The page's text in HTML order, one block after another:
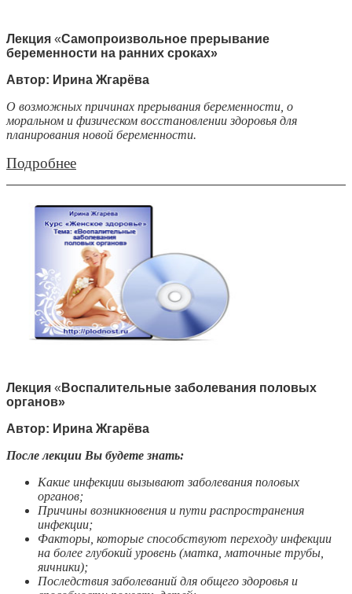
Лекция «Самопроизвольное прерывание
беременности на ранних сроках»
Автор: Ирина Жгарёва
О возможных причинах прерывания беременности, о
моральном и физическом восстановлении здоровья для
планирования новой беременности.
Подробнее
Лекция « Воспалительные заболевания половых
органов»
Автор: Ирина Жгарёва
После лекции Вы будете знать:
Какие инфекции вызывают заболевания половых
органов;
Причины возникновения и пути распространения
инфекции;
Факторы, которые способствуют переходу инфекции
на более глубокий уровень (матка, маточные трубы,
яичники);
Последствия заболеваний для общего здоровья и